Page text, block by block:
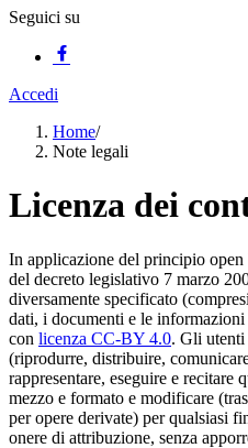
Seguici su
Accedi
Home/
Note legali
Licenza dei
In applicazione del principio
del decreto legislativo 7 marzo
diversamente specificato
dati, i documenti e le
con licenza CC-BY 4.0. Gli
(riprodurre, distribuire,
rappresentare, eseguire e recitare
mezzo e formato e modificare
per opere derivate) per qualsiasi
onere di attribuzione, senza